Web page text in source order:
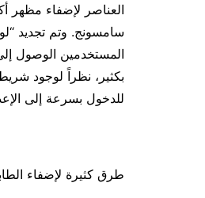
العناصر لإضفاء مظهر
المستخدمين الوصول
بكثير، نظراً لوجود
للدخول بسرعة إلى
طرق كثيرة لإضفاء